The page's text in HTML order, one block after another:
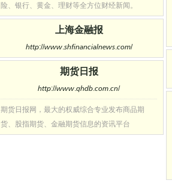
险、银行、黄金、理财等全方位财经新闻。
上海金融报
http://www.shfinancialnews.com/
期货日报
http://www.qhdb.com.cn/
期货日报网，最大的权威综合专业发布商品期
货、股指期货、金融期货信息的资讯平台